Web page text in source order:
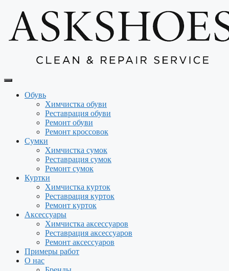
содержимому
Обувь
Химчистка обуви
Реставрация обуви
Ремонт обуви
Ремонт кроссовок
Сумки
Химчистка сумок
Реставрация сумок
Ремонт сумок
Куртки
Химчистка курток
Реставрация курток
Ремонт курток
Аксессуары
Химчистка аксессуаров
Реставрация аксессуаров
Ремонт аксессуаров
Примеры работ
О нас